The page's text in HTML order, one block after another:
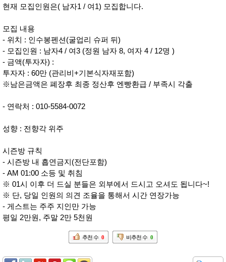
현재 모집인원은( 남자1 / 여1) 모집합니다.
모집 내용
- 위치 : 인수봉펜션(굴업리 슈퍼 뒤)
- 모집인원 : 남자4 / 여3 (정원 남자 8, 여자 4 / 12명 )
- 금액(투자자) :
투자자 : 60만 (관리비+기본식자재포함)
※남은금액은 폐장후 최종 정산후 엔빵환급 / 부족시 각출
- 연락처 : 010-5584-0072
성향 : 전향각 위주
시즌방 규칙
- 시즌방 내 흡연금지(전단포함)
- AM 01:00 소등 및 취침
※ 01시 이후 더 드실 분들은 외부에서 드시고 오셔도 됩니다~!
※ 단, 당일 인원의 의견 조율을 통해서 시간 연장가능
- 게스트는 주주 지인만 가능
평일 2만원, 주말 2만 5천원
추천 수 0 비추천 수 0